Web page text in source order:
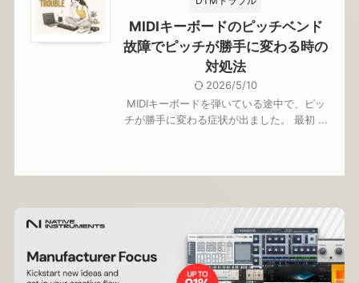
MIDIキーボードのピッチベンド
故障でピッチが勝手に変わる時の
対処法
2026/5/10
MIDIキーボードを弾いている途中で、ピッ
チが勝手に変わる症状が出ました。 最初 ...